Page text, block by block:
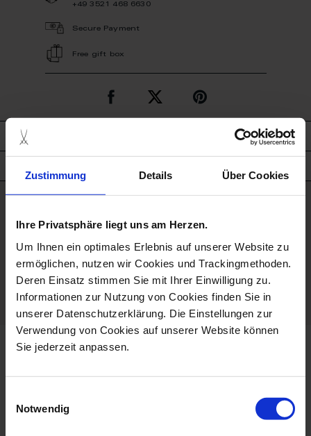
Zustimmung Details Über Cookies
Ihre Privatsphäre liegt uns am Herzen.
Um Ihnen ein optimales Erlebnis auf unserer Website zu
ermöglichen, nutzen wir Cookies und Trackingmethoden.
Deren Einsatz stimmen Sie mit Ihrer Einwilligung zu.
Informationen zur Nutzung von Cookies finden Sie in
unserer Datenschutzerklärung. Die Einstellungen zur
Verwendung von Cookies auf unserer Website können
Sie jederzeit anpassen.
Notwendig
+49 3521 468 6630
Secure Payment
Free gift box
description
Hand Painted
Porcelain - Handmade in
Germany
more products from the swords